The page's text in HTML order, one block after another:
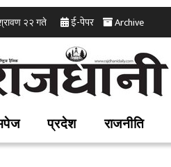
२२ गते ई-पेपर Archive
प्रदेश राजनीति